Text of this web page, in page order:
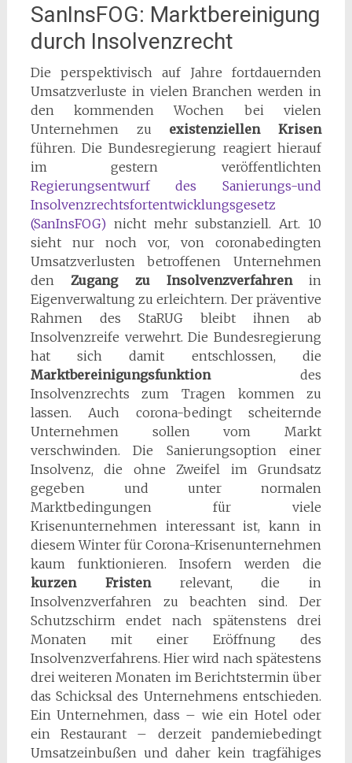
SanInsFOG: Marktbereinigung
durch Insolvenzrecht
Die perspektivisch auf Jahre fortdauernden
Umsatzverluste in vielen Branchen werden in
den kommenden Wochen bei vielen
Unternehmen zu existenziellen Krisen
führen. Die Bundesregierung reagiert hierauf
im gestern veröffentlichten
Regierungsentwurf des Sanierungs-und
Insolvenzrechtsfortentwicklungsgesetz
(SanInsFOG)nicht mehr substanziell. Art. 10
sieht nur noch vor, von coronabedingten
Umsatzverlusten betroffenen Unternehmen
denZugang zu Insolvenzverfahrenin
Eigenverwaltung zu erleichtern. Der präventive
Rahmen des StaRUG bleibt ihnen ab
Insolvenzreife verwehrt. Die Bundesregierung
hat sich damit entschlossen, die
Marktbereinigungsfunktiondes
Insolvenzrechts zum Tragen kommen zu
lassen. Auch corona-bedingt scheiternde
Unternehmen sollen vom Markt
verschwinden. Die Sanierungsoption einer
Insolvenz, die ohne Zweifel im Grundsatz
gegeben und unter normalen
Marktbedingungen für viele
Krisenunternehmen interessant ist, kann in
diesem Winter für Corona-Krisenunternehmen
kaum funktionieren. Insofern werden die
kurzen Fristenrelevant, die in
Insolvenzverfahren zu beachten sind. Der
Schutzschirm endet nach spätenstens drei
Monaten mit einer Eröffnung des
Insolvenzverfahrens. Hier wird nach spätestens
drei weiteren Monaten im Berichtstermin über
das Schicksal des Unternehmens entschieden.
Ein Unternehmen, dass – wie ein Hotel oder
ein Restaurant – derzeit pandemiebedingt
Umsatzeinbußen und daher kein tragfähiges